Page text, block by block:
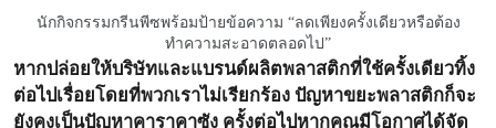
นักกิจกรรมกรีนพีซพร้อมป้ายข้อความ “ลดเพียงครั้งเดียวหรือต้อง
ทำความสะอาดตลอดไป”
หากปล่อยให้บริษัทและแบรนด์ผลิตพลาสติกที่ใช้ครั้งเดียวทิ้ง
ต่อไปเรื่อยโดยที่พวกเราไม่เรียกร้อง ปัญหาขยะพลาสติกก็จะ
ยังคงเป็นปัญหาคาราคาซัง ครั้งต่อไปหากคุณมีโอกาศได้จัด